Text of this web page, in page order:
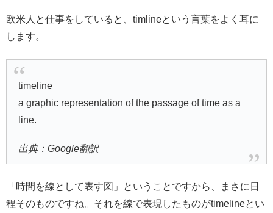
欧米人と仕事をしていると、timlineという言葉をよく耳に
します。
timeline
a graphic representation of the passage of time as a
line.
出典：Google翻訳
「時間を線として表す図」ということですから、まさに日
程そのものですね。それを線で表現したものがtimelineとい